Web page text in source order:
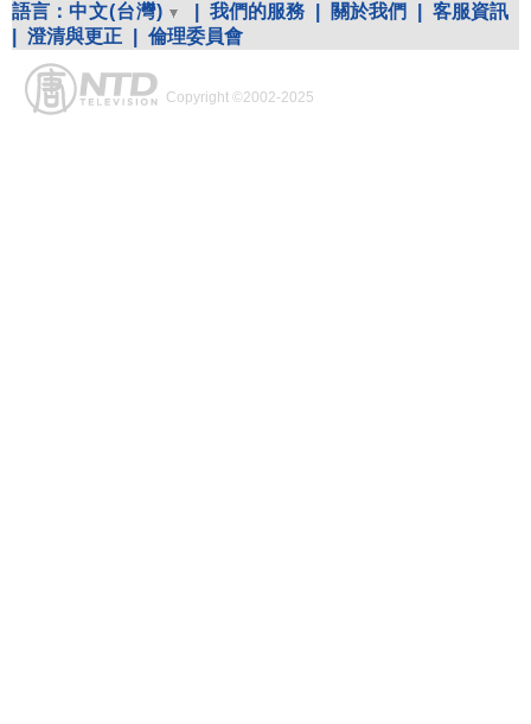
語言： 中文(台灣) 我們的服務 關於我們
客服資訊
澄清與更正 倫理委員會
Copyright ©2002-2025